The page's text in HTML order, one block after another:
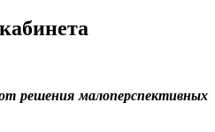
решения малоперспективных